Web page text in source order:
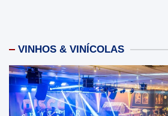
VINHOS & VINÍCOLAS